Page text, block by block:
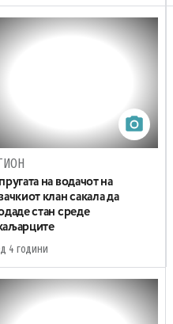
на водачот на
клан сакала да
стан среде
4 години